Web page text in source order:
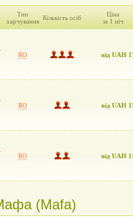
Тип
харчування Кількість осіб
Ціна
за 1 ніч
RO від UAH
RO від UAH
RO від UAH
(Mafa)